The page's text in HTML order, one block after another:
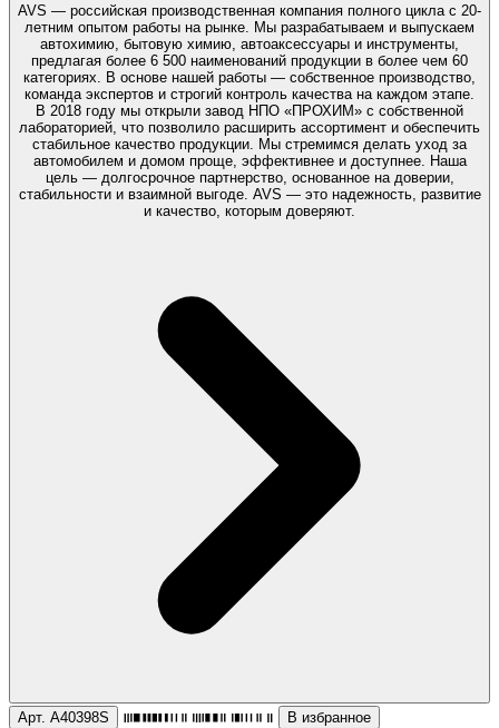
AVS — российская производственная компания полного цикла с 20-
летним опытом работы на рынке. Мы разрабатываем и выпускаем
автохимию, бытовую химию, автоаксессуары и инструменты,
предлагая более 6 500 наименований продукции в более чем 60
категориях. В основе нашей работы — собственное производство,
команда экспертов и строгий контроль качества на каждом этапе.
В 2018 году мы открыли завод НПО «ПРОХИМ» с собственной
лабораторией, что позволило расширить ассортимент и обеспечить
стабильное качество продукции. Мы стремимся делать уход за
автомобилем и домом проще, эффективнее и доступнее. Наша
цель — долгосрочное партнерство, основанное на доверии,
стабильности и взаимной выгоде. AVS — это надежность, развитие
и качество, которым доверяют.
Арт. A40398S В избранное